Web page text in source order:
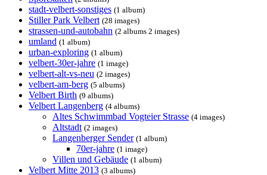
stadt-velbert-sonstiges (1 album)
Stiller Park Velbert (28 images)
strassen-und-autobahn (2 albums 2 images)
umland (1 album)
urban-exploring (1 album)
velbert-30er-jahre (1 image)
velbert-alt-vs-neu (2 images)
velbert-am-berg (5 albums)
Velbert Birth (9 albums)
Velbert Langenberg (4 albums)
Altes Schwimmbad Vogteier Strasse (4 images)
Altstadt (2 images)
Langenberger Sender (1 album)
70er-jahre (1 image)
Villen und Gebäude (1 album)
Velbert Mitte 2013 (3 albums)